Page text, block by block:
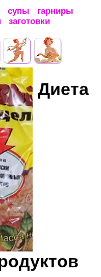
супы
гарниры
заготовки
Диета